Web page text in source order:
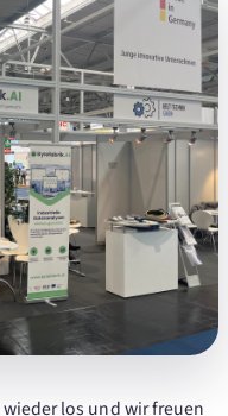
wieder los und wir freuen